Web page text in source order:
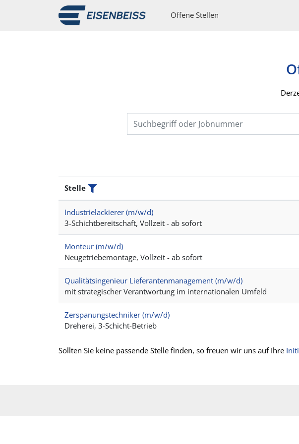
Offene Stellen
Stelle
Filtern
Industrielackierer (m/w/d)
3-Schichtbereitschaft, Vollzeit - ab sofort
Monteur (m/w/d)
Neugetriebemontage, Vollzeit - ab sofort
Qualitätsingenieur Lieferantenmanagement (m/w/d)
mit strategischer Verantwortung im internationalen Umfeld
Zerspanungstechniker (m/w/d)
Dreherei, 3-Schicht-Betrieb
Sollten Sie keine passende Stelle finden, so freuen wir uns auf Ihre